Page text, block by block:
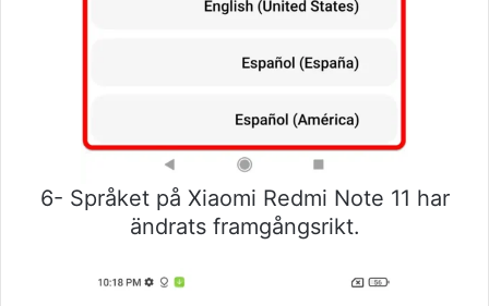
6- Språket på Xiaomi Redmi Note 11 har
ändrats framgångsrikt.